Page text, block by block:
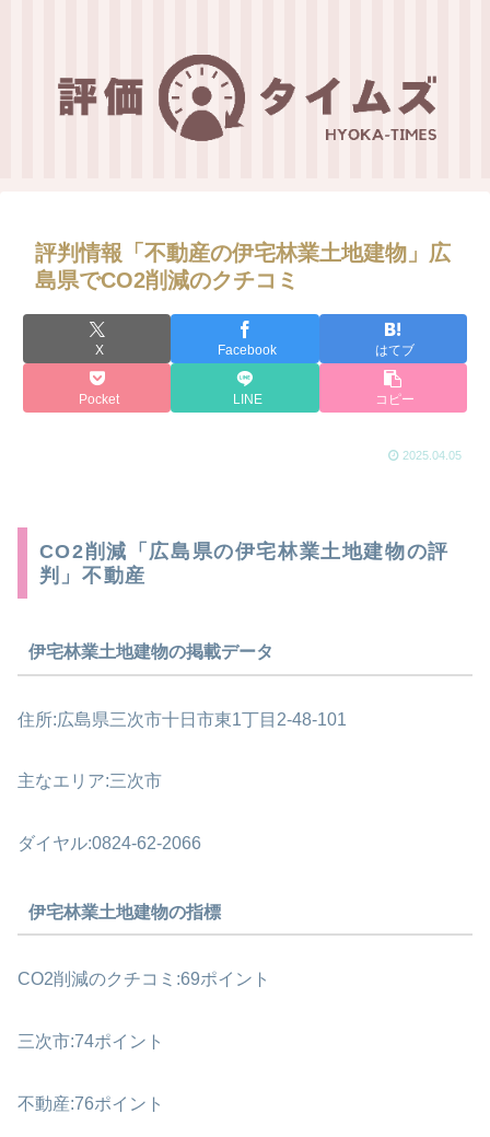
評判情報「不動産の伊宅林業土地建物」広
島県でCO2削減のクチコミ
X Facebook はてブ
Pocket LINE コピー
2025.04.05
CO2削減「広島県の伊宅林業土地建物の評
判」不動産
伊宅林業土地建物の掲載データ
住所:広島県三次市十日市東1丁目2-48-101
主なエリア:三次市
ダイヤル:0824-62-2066
伊宅林業土地建物の指標
CO2削減のクチコミ:69ポイント
三次市:74ポイント
不動産:76ポイント